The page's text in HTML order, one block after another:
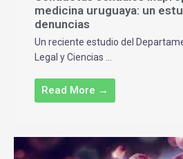
medicina uruguaya: un
denuncias
Un reciente estudio del
Legal y Ciencias ...
Read More →